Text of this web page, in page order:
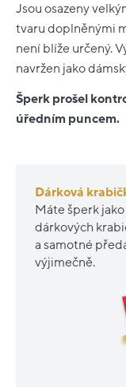
Jsou osazeny
tvaru doplněnými
není blíže určený.
navržen jako
Šperk prošel
úředním puncem.
Dárková
Máte šperk
dárkových
a samotné
výjimečně.